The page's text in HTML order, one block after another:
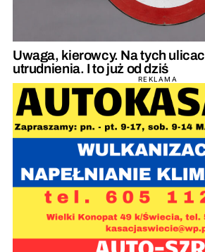
Uwaga, kierowcy. Na tych
utrudnienia. I to już od dziś
REKLAMA